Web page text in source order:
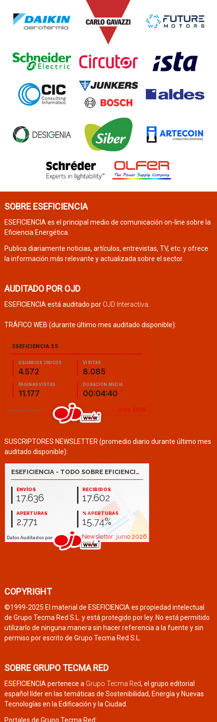
SOBRE ESEFICIENCIA
ESEFICIENCIA es el principal medio de comunicación on-line sobre la
Eficiencia Energética.
Publica diariamente noticias, artículos, entrevistas, TV, etc. y ofrece
la información más relevante y actualizada sobre el sector.
AUDITADO POR OJD
ESEFICIENCIA está auditado por OJD Interactiva
TRÁFICO WEB (durante último mes auditado disponible):
SUSCRIPTORES NEWSLETTER (promedio diario durante último mes
auditado disponible):
COPYRIGHT
©1999-2025 El material de ESEFICIENCIA es propiedad intelectual
de Grupo Tecma Red S.L. y está protegido por ley. No está permitido
utilizarlo de ninguna manera sin hacer referencia a la fuente y sin
permiso por escrito de Grupo Tecma Red S.L.
SOBRE GRUPO TECMA RED
ESEFICIENCIA pertenece a Grupo Tecma Red, el grupo editorial
español líder en las temáticas de Sostenibilidad, Energía y Nuevas
Tecnologías en la Edificación y la Ciudad.
Portales de Grupo Tecma Red: